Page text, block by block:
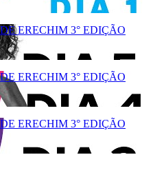
ERECHIM 3° EDIÇÃO
ERECHIM 3° EDIÇÃO
ERECHIM 3° EDIÇÃO